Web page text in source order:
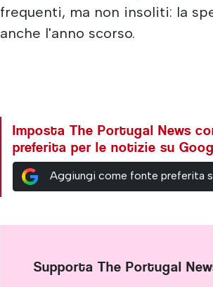
frequenti, ma non insoliti: la
anche l'anno scorso.
Imposta The Portugal News
preferita per le notizie su
Aggiungi come fonte preferita
Supporta The Portugal